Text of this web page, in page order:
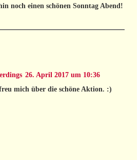
noch einen schönen Sonntag Abend!
26. April 2017 um 10:36
mich über die schöne Aktion. :)